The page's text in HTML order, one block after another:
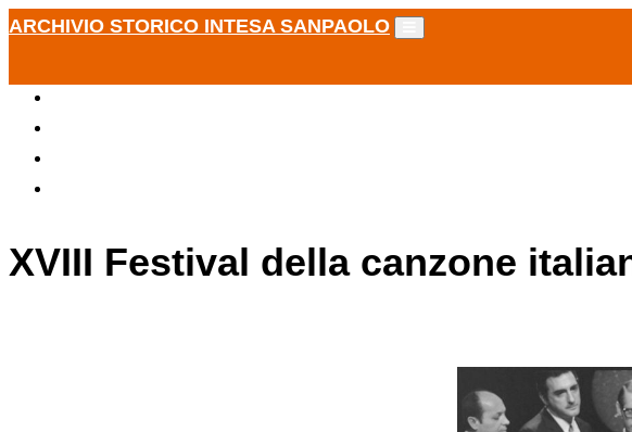
ARCHIVIO STORICO INTESA SANPAOLO
XVIII Festival della canzone